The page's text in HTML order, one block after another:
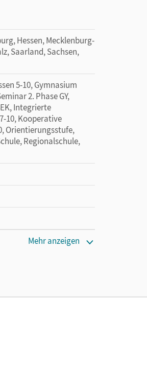
Hessen, Mecklenburg-
Saarland, Sachsen,
5-10, Gymnasium
2. Phase GY,
Integrierte
10, Kooperative
Orientierungsstufe,
Regionalschule,
Mehr anzeigen